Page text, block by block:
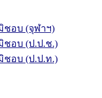
ชอบ (จุฬาฯ)
ชอบ (ป.ป.ช.)
ชอบ (ป.ป.ท.)